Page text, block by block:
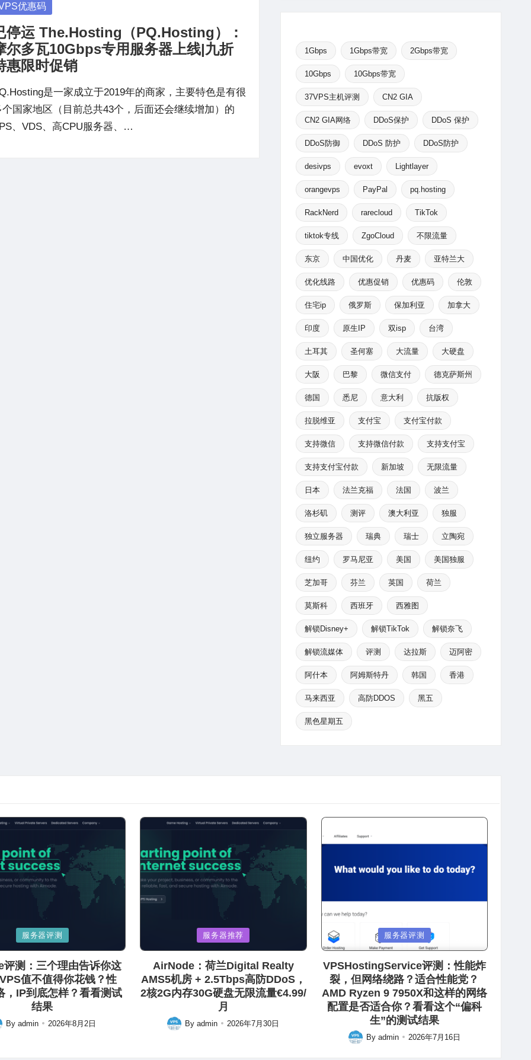
优惠码
停运 The.Hosting（PQ.Hosting）：
尔多瓦10Gbps专用服务器上线|九折
惠限时促销
是一家成立于2019年的商家，主要特色是有很
个国家地区（目前总共43个，后面还会继续增加）的
、VDS、高CPU服务器、…
1Gbps 1Gbps带宽 2Gbps带宽
10Gbps 10Gbps带宽
37VPS主机评测 CN2 GIA
CN2 GIA网络 DDoS保护 DDoS 保护
DDoS防御 DDoS 防护 DDoS防护
desivps evoxt Lightlayer
orangevps PayPal pq.hosting
RackNerd rarecloud TikTok
tiktok专线 ZgoCloud 不限流量
东京 中国优化 丹麦 亚特兰大
优化线路 优惠促销 优惠码 伦敦
住宅ip 俄罗斯 保加利亚 加拿大
印度 原生IP 双isp 台湾
土耳其 圣何塞 大流量 大硬盘
大阪 巴黎 微信支付 德克萨斯州
德国 悉尼 意大利 抗版权
拉脱维亚 支付宝 支付宝付款
支持微信 支持微信付款 支持支付宝
支持支付宝付款 新加坡 无限流量
日本 法兰克福 法国 波兰
洛杉矶 测评 澳大利亚 独服
独立服务器 瑞典 瑞士 立陶宛
纽约 罗马尼亚 美国 美国独服
芝加哥 芬兰 英国 荷兰
莫斯科 西班牙 西雅图
解锁Disney+ 解锁TikTok 解锁奈飞
解锁流媒体 评测 达拉斯 迈阿密
阿什本 阿姆斯特丹 韩国 香港
马来西亚 高防DDOS 黑五
黑色星期五
服务器评测
测：三个理由告诉你这
值不值得你花钱？性
，IP到底怎样？看看测试
结果
Byadmin 2026年8月2日
in
服务器推荐
AirNode：荷兰Digital Realty
AMS5机房 + 2.5Tbps高防DDoS，
2核2G内存30G硬盘无限流量€4.99/
月
Posted
Byadmin 2026年7月30日
Posted
in
服务器评测
VPSHostingService评测：性能炸
裂，但网络绕路？适合性能党？
AMD Ryzen 9 7950X和这样的网络
配置是否适合你？看看这个“偏科
生”的测试结果
Posted
By admin 2026年7月16日